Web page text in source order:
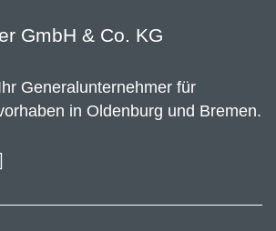
Generalunternehmer für
in Oldenburg und Bremen.